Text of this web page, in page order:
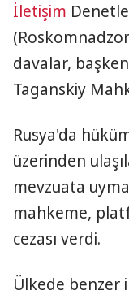
İletişim
davalar,
Taganskiy
Rusya'da
üzerinden
mevzuata
mahkeme,
cezası verdi.
Ülkede benzer